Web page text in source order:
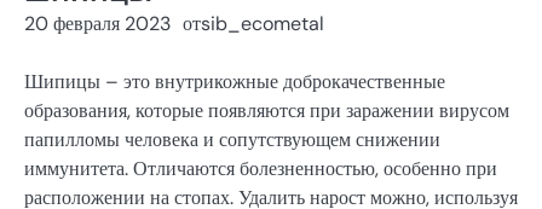
20 февраля 2023 отsib_ecometal
Шипицы – это внутрикожные доброкачественные
образования, которые появляются при заражении вирусом
папилломы человека и сопутствующем снижении
иммунитета. Отличаются болезненностью, особенно при
расположении на стопах. Удалить нарост можно, используя